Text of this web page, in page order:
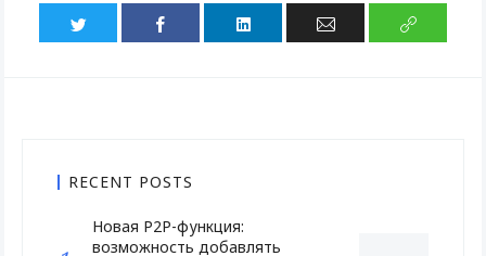
RECENT POSTS
Новая P2P-функция:
возможность добавлять